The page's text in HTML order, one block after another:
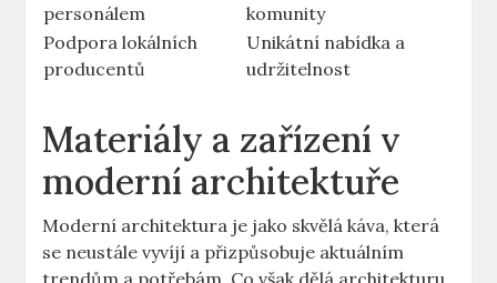
personálem
komunity
Podpora lokálních
producentů
Unikátní nabídka a
udržitelnost
Materiály a zařízení v
moderní architektuře
Moderní architektura je jako skvělá káva, která
se neustále vyvíjí a přizpůsobuje aktuálním